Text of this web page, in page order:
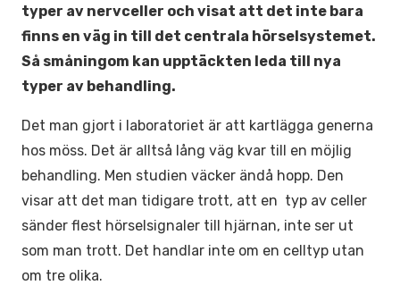
typer av nervceller och visat att det inte bara
finns en väg in till det centrala hörselsystemet.
Så småningom kan upptäckten leda till nya
typer av behandling.
Det man gjort i laboratoriet är att kartlägga generna
hos möss. Det är alltså lång väg kvar till en möjlig
behandling. Men studien väcker ändå hopp. Den
visar att det man tidigare trott, att en typ av celler
sänder flest hörselsignaler till hjärnan, inte ser ut
som man trott. Det handlar inte om en celltyp utan
om tre olika.